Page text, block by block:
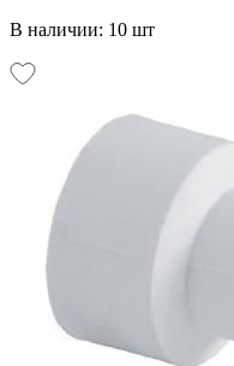
В наличии: 10 шт